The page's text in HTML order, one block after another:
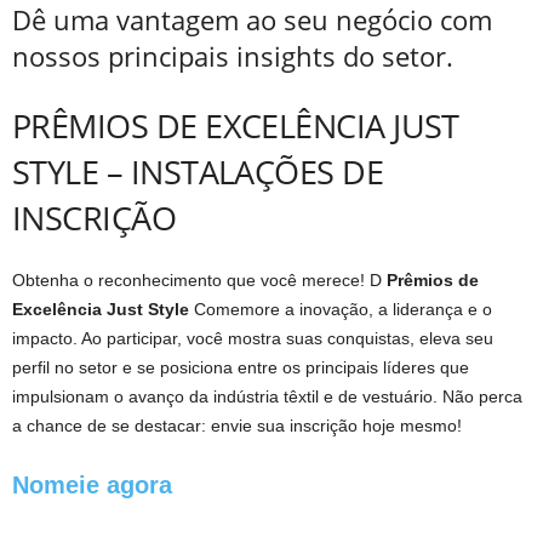
Dê uma vantagem ao seu negócio com
nossos principais insights do setor.
PRÊMIOS DE EXCELÊNCIA JUST
STYLE – INSTALAÇÕES DE
INSCRIÇÃO
Obtenha o reconhecimento que você merece! D Prêmios de
Excelência Just Style Comemore a inovação, a liderança e o
impacto. Ao participar, você mostra suas conquistas, eleva seu
perfil no setor e se posiciona entre os principais líderes que
impulsionam o avanço da indústria têxtil e de vestuário. Não perca
a chance de se destacar: envie sua inscrição hoje mesmo!
Nomeie agora